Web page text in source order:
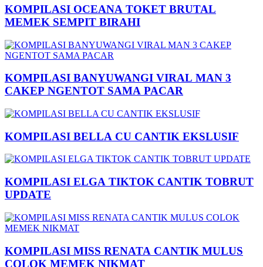
KOMPILASI OCEANA TOKET BRUTAL
MEMEK SEMPIT BIRAHI
KOMPILASI BANYUWANGI VIRAL MAN 3
CAKEP NGENTOT SAMA PACAR
KOMPILASI BELLA CU CANTIK EKSLUSIF
KOMPILASI ELGA TIKTOK CANTIK TOBRUT
UPDATE
KOMPILASI MISS RENATA CANTIK MULUS
COLOK MEMEK NIKMAT